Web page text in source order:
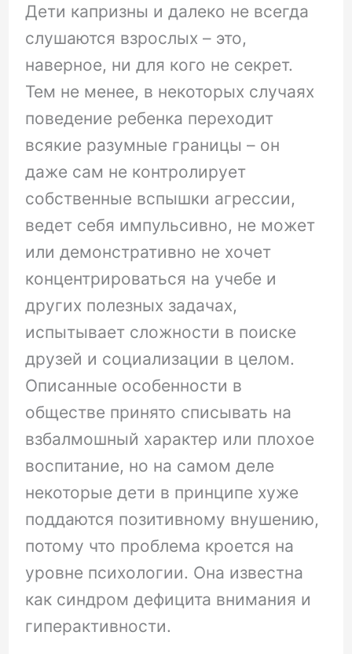
Дети капризны и далеко не всегда
слушаются взрослых – это,
наверное, ни для кого не секрет.
Тем не менее, в некоторых случаях
поведение ребенка переходит
всякие разумные границы – он
даже сам не контролирует
собственные вспышки агрессии,
ведет себя импульсивно, не может
или демонстративно не хочет
концентрироваться на учебе и
других полезных задачах,
испытывает сложности в поиске
друзей и социализации в целом.
Описанные особенности в
обществе принято списывать на
взбалмошный характер или плохое
воспитание, но на самом деле
некоторые дети в принципе хуже
поддаются позитивному внушению,
потому что проблема кроется на
уровне психологии. Она известна
как синдром дефицита внимания и
гиперактивности.